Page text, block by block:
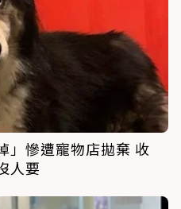
」慘遭寵物店拋棄 收
人要